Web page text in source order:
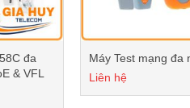
đa
& VFL
Máy Test mạng đa
Liên hệ